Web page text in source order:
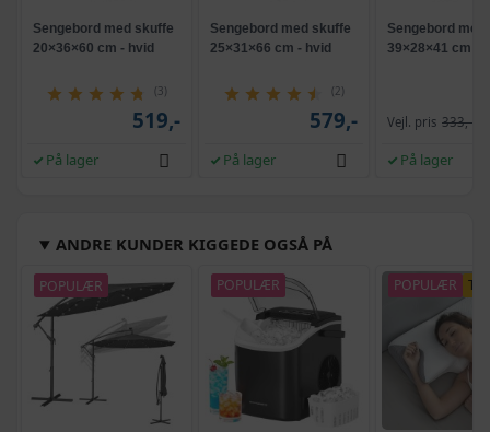
Sengebord med skuffe
20×36×60 cm - hvid
(3)
519,-
På lager
Sengebord med skuffe
25×31×66 cm - hvid
(2)
579,-
På lager
Sengebord med
39×28×41 cm -
Vejl. pris 333,-
På lager
ANDRE KUNDER KIGGEDE OGSÅ PÅ
POPULÆR POPULÆR POPULÆR